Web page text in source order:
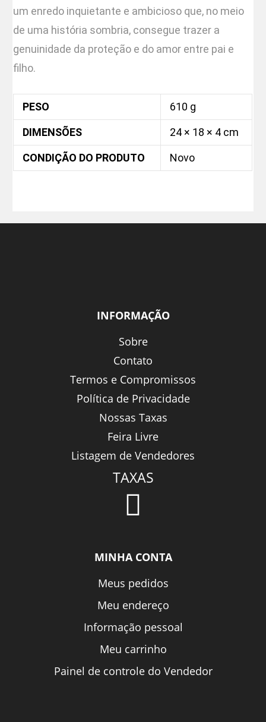
um enredo inquietante e ambicioso que, no meio
de uma história sombria, consegue trazer a
genuinidade da proteção e do amor entre pai e
filho.
PESO 610 g
DIMENSÕES 24 × 18 × 4 cm
CONDIÇÃO DO PRODUTO Novo
INFORMAÇÃO
Sobre
Contato
Termos e Compromissos
Política de Privacidade
Nossas Taxas
Feira Livre
Listagem de Vendedores
TAXAS
MINHA CONTA
Meus pedidos
Meu endereço
Informação pessoal
Meu carrinho
Painel de controle do Vendedor